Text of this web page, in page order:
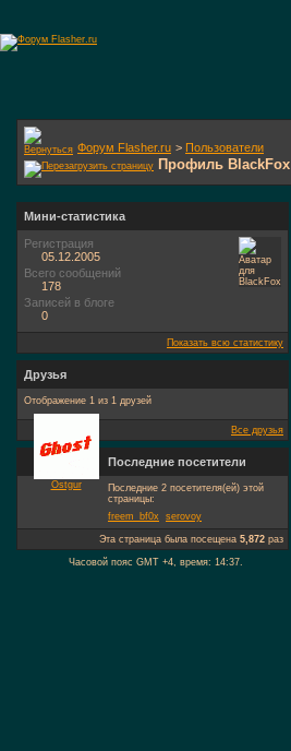
Форум Flasher.ru > Пользователи
Профиль BlackFox
Мини-статистика
Регистрация
05.12.2005
Всего сообщений
178
Записей в блоге
0
Показать всю статистику
Друзья
Отображение 1 из 1 друзей
Ostgur
Все друзья
Последние посетители
Последние 2 посетителя(ей) этой
страницы:
freem_bf0x
serovoy
Эта страница была посещена 5,872 раз
Часовой пояс GMT +4, время: 14:37.